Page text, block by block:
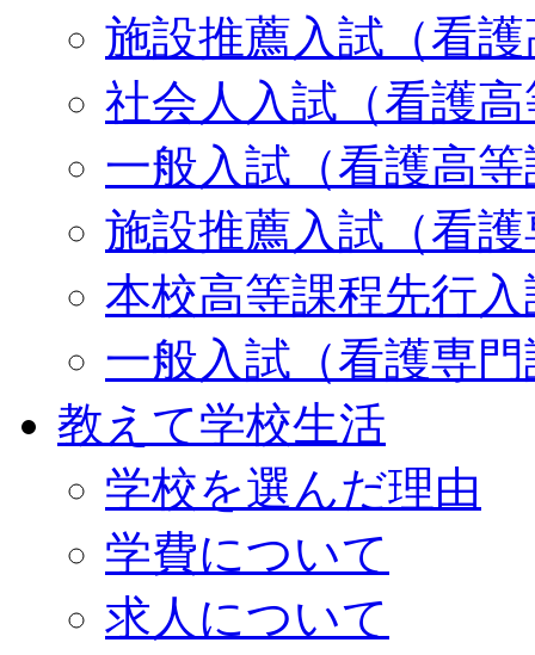
施設推薦入試（看
社会人入試（看護
一般入試（看護高
施設推薦入試（看
本校高等課程先行
一般入試（看護専
教えて学校生活
学校を選んだ理由
学費について
求人について